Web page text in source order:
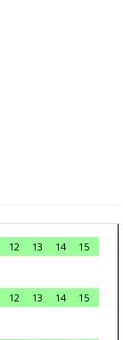
12 13 14
15
12 13 14
15